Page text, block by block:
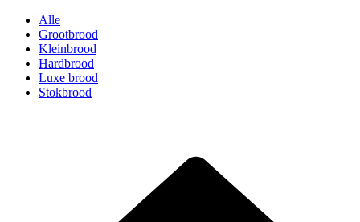
Alle
Grootbrood
Kleinbrood
Hardbrood
Luxe brood
Stokbrood